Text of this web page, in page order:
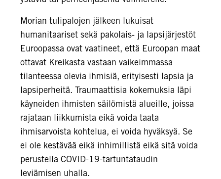
Morian tulipalojen jälkeen lukuisat
humanitaariset sekä pakolais- ja lapsijärjestöt
Euroopassa ovat vaatineet, että Euroopan maat
ottavat Kreikasta vastaan vaikeimmassa
tilanteessa olevia ihmisiä, erityisesti lapsia ja
lapsiperheitä. Traumaattisia kokemuksia läpi
käyneiden ihmisten säilömistä alueille, joissa
rajataan liikkumista eikä voida taata
ihmisarvoista kohtelua, ei voida hyväksyä. Se
ei ole kestävää eikä inhimillistä eikä sitä voida
perustella COVID-19-tartuntataudin
leviämisen uhalla.